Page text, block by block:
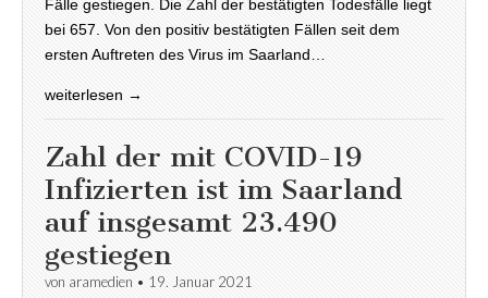
Fälle gestiegen. Die Zahl der bestätigten Todesfälle liegt
bei 657. Von den positiv bestätigten Fällen seit dem
ersten Auftreten des Virus im Saarland…
weiterlesen →
Zahl der mit COVID-19
Infizierten ist im Saarland
auf insgesamt 23.490
gestiegen
von aramedien • 19. Januar 2021